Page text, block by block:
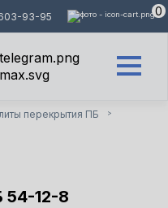
93-95 0
перекрытия ПБ >
54-12-8